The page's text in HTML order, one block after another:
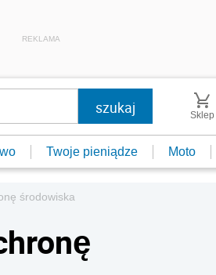
REKLAMA
Sklep
Twoje pieniądze Moto
środowiska